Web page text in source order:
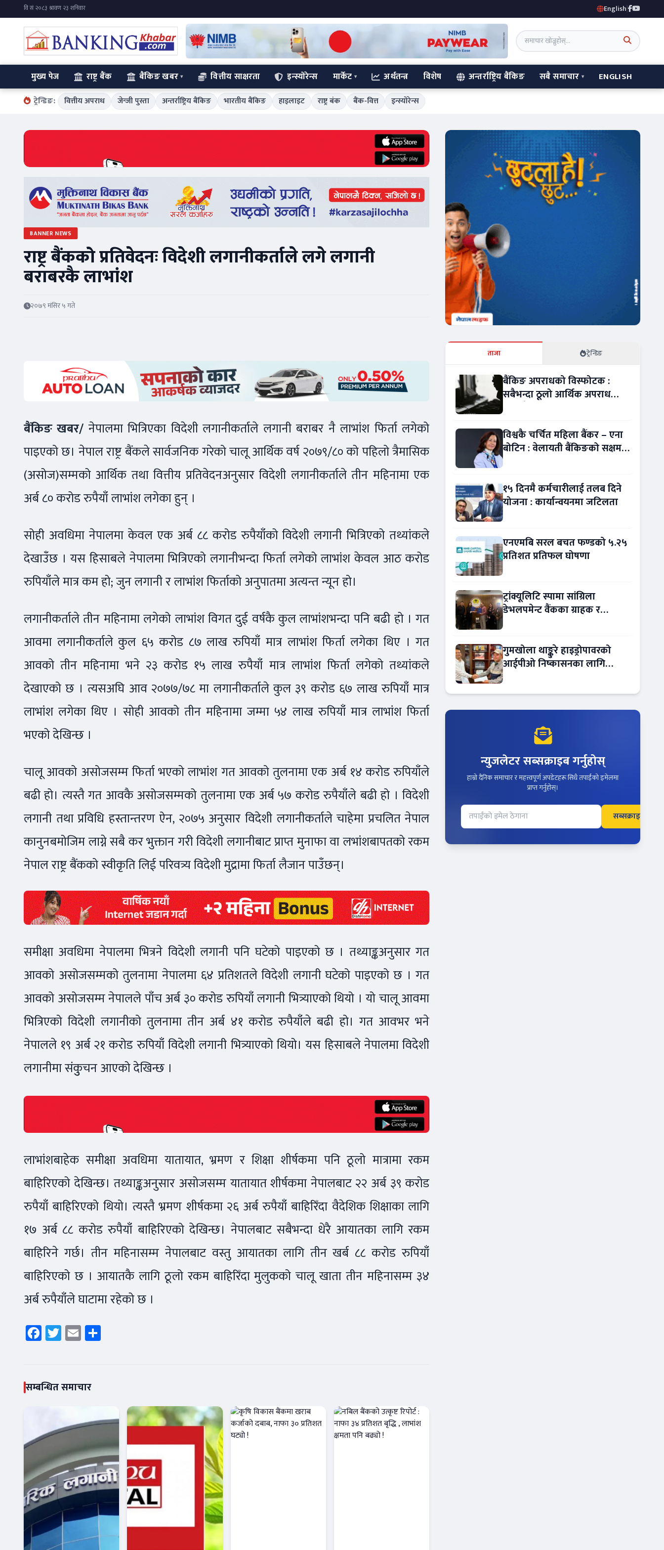
English|
मुख्य पेज राष्ट्र बैंक बैंकिङ खबर वित्तीय साक्षरता इन्स्योरेन्स मार्केट अर्थतन्त्र विशेष अन्तर्राष्ट्रिय बैंकिङ सबै समाचार ENGLISH
ट्रेन्डिङ: वित्तीय अपराध जेन्जी पुस्ता अन्तर्राष्ट्रिय बैंकिङ भारतीय बैंकिङ हाइलाइट राष्ट्र बंक बैंक-वित्त इन्स्योरेन्स
BANNER NEWS
राष्ट्र बैंकको प्रतिवेदनः विदेशी लगानीकर्ताले लगे लगानी
बराबरकै लाभांश
२०७९ मंसिर ५ गते
बैंकिङ खबर/ नेपालमा भित्रिएका विदेशी लगानीकर्ताले लगानी बराबर नै लाभांश फिर्ता लगेको
पाइएको छ। नेपाल राष्ट्र बैंकले सार्वजनिक गरेको चालू आर्थिक वर्ष २०७९/८० को पहिलो त्रैमासिक
(असोज)सम्मको आर्थिक तथा वित्तीय प्रतिवेदनअनुसार विदेशी लगानीकर्ताले तीन महिनामा एक
अर्ब ८० करोड रुपैयाँ लाभांश लगेका हुन् ।
सोही अवधिमा नेपालमा केवल एक अर्ब ८८ करोड रुपैयाँको विदेशी लगानी भित्रिएको तथ्यांकले
देखाउँछ । यस हिसाबले नेपालमा भित्रिएको लगानीभन्दा फिर्ता लगेको लाभांश केवल आठ करोड
रुपियाँले मात्र कम हो; जुन लगानी र लाभांश फिर्ताको अनुपातमा अत्यन्त न्यून हो।
लगानीकर्ताले तीन महिनामा लगेको लाभांश विगत दुई वर्षकै कुल लाभांशभन्दा पनि बढी हो । गत
आवमा लगानीकर्ताले कुल ६५ करोड ८७ लाख रुपियाँ मात्र लाभांश फिर्ता लगेका थिए । गत
आवको तीन महिनामा भने २३ करोड १५ लाख रुपैयाँ मात्र लाभांश फिर्ता लगेको तथ्यांकले
देखाएको छ । त्यसअघि आव २०७७/७८ मा लगानीकर्ताले कुल ३९ करोड ६७ लाख रुपियाँ मात्र
लाभांश लगेका थिए । सोही आवको तीन महिनामा जम्मा ५४ लाख रुपियाँ मात्र लाभांश फिर्ता
भएको देखिन्छ ।
चालू आवको असोजसम्म फिर्ता भएको लाभांश गत आवको तुलनामा एक अर्ब १४ करोड रुपियाँले
बढी हो। त्यस्तै गत आवकै असोजसम्मको तुलनामा एक अर्ब ५७ करोड रुपैयाँले बढी हो । विदेशी
लगानी तथा प्रविधि हस्तान्तरण ऐन, २०७५ अनुसार विदेशी लगानीकर्ताले चाहेमा प्रचलित नेपाल
कानुनबमोजिम लाग्ने सबै कर भुक्तान गरी विदेशी लगानीबाट प्राप्त मुनाफा वा लभांशबापतको रकम
नेपाल राष्ट्र बैंकको स्वीकृति लिई परिवत्र्य विदेशी मुद्रामा फिर्ता लैजान पाउँछन्।
समीक्षा अवधिमा नेपालमा भित्रने विदेशी लगानी पनि घटेको पाइएको छ । तथ्याङ्कअनुसार गत
आवको असोजसम्मको तुलनामा नेपालमा ६४ प्रतिशतले विदेशी लगानी घटेको पाइएको छ । गत
आवको असोजसम्म नेपालले पाँच अर्ब ३० करोड रुपियाँ लगानी भित्र्याएको थियो । यो चालू आवमा
भित्रिएको विदेशी लगानीको तुलनामा तीन अर्ब ४१ करोड रुपैयाँले बढी हो। गत आवभर भने
नेपालले १९ अर्ब २१ करोड रुपियाँ विदेशी लगानी भित्र्याएको थियो। यस हिसाबले नेपालमा विदेशी
लगानीमा संकुुचन आएको देखिन्छ ।
लाभांशबाहेक समीक्षा अवधिमा यातायात, भ्रमण र शिक्षा शीर्षकमा पनि ठूलो मात्रामा रकम
बाहिरिएको देखिन्छ। तथ्याङ्कअनुसार असोजसम्म यातायात शीर्षकमा नेपालबाट २२ अर्ब ३९ करोड
रुपैयाँ बाहिरिएको थियो। त्यस्तै भ्रमण शीर्षकमा २६ अर्ब रुपैयाँ बाहिरिँदा वैदेशिक शिक्षाका लागि
१७ अर्ब ८८ करोड रुपैयाँ बाहिरिएको देखिन्छ। नेपालबाट सबैभन्दा धेरै आयातका लागि रकम
बाहिरिने गर्छ। तीन महिनासम्म नेपालबाट वस्तु आयातका लागि तीन खर्ब ८८ करोड रुपियाँ
बाहिरिएको छ । आयातकै लागि ठूलो रकम बाहिरिँदा मुलुकको चालू खाता तीन महिनासम्म ३४
अर्ब रुपैयाँले घाटामा रहेको छ ।
Facebook
Twitter
Email
सम्बन्धित समाचार
ताजा ट्रेन्डिङ
बैंकिङ अपराधको विस्फोटक :
सबैभन्दा ठूलो आर्थिक अपराध
विश्वकै चर्चित महिला बैंकर – एना
बोटिन : वेलायती बैंकिङको सक्षम
१५ दिनमै कर्मचारीलाई तलब दिने
योजना : कार्यान्वयनमा जटिलता
एनएमबि सरल बचत फण्डको ५.२५
प्रतिशत प्रतिफल घोषणा
ट्रांक्यूलिटि स्पामा सांग्रिला
डेभलपमेन्ट वैंकका ग्राहक र
गुमखोला थाङ्कुरे हाइड्रोपावरको
आईपीओ निष्कासनका लागि
न्युजलेटर सब्सक्राइब गर्नुहोस्
हाम्रो दैनिक समाचार र महत्त्वपूर्ण अपडेटहरू सिधै तपाईंको इमेलमा
प्राप्त गर्नुहोस्।
सब्सक्राइब